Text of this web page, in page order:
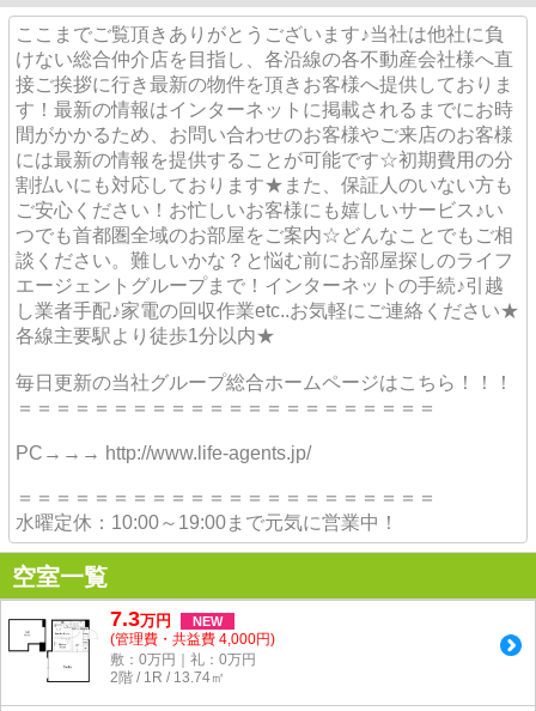
ここまでご覧頂きありがとうございます♪当社は他社に負
けない総合仲介店を目指し、各沿線の各不動産会社様へ直
接ご挨拶に行き最新の物件を頂きお客様へ提供しておりま
す！最新の情報はインターネットに掲載されるまでにお時
間がかかるため、お問い合わせのお客様やご来店のお客様
には最新の情報を提供することが可能です☆初期費用の分
割払いにも対応しております★また、保証人のいない方も
ご安心ください！お忙しいお客様にも嬉しいサービス♪い
つでも首都圏全域のお部屋をご案内☆どんなことでもご相
談ください。難しいかな？と悩む前にお部屋探しのライフ
エージェントグループまで！インターネットの手続♪引越
し業者手配♪家電の回収作業etc..お気軽にご連絡ください★
各線主要駅より徒歩1分以内★
毎日更新の当社グループ総合ホームページはこちら！！！
＝＝＝＝＝＝＝＝＝＝＝＝＝＝＝＝＝＝＝＝＝＝
PC→→→ http://www.life-agents.jp/
＝＝＝＝＝＝＝＝＝＝＝＝＝＝＝＝＝＝＝＝＝＝
水曜定休：10:00～19:00まで元気に営業中！
空室一覧
7.3万円 NEW
(管理費・共益費 4,000円)
敷：0万円｜礼：0万円
2階 / 1R / 13.74㎡